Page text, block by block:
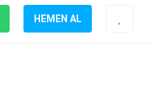
HEMEN AL